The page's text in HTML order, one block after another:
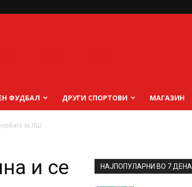
ФУДБАЛ ДРУГИ СПОРТОВИ МАГАЗИН
за ЛШ
и се
НАЈПОПУЛАРНИ ВО 7 ДЕНА